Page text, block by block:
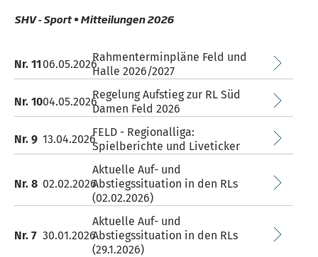
SHV - Sport • Mitteilungen 2026
Nr. 1106.05.2026
Rahmenterminpläne Feld und
Halle 2026/2027
Nr. 1004.05.2026
Regelung Aufstieg zur RL Süd
Damen Feld 2026
Nr. 9 13.04.2026
FELD - Regionalliga:
Spielberichte und Liveticker
Nr. 8 02.02.2026
Aktuelle Auf- und
Abstiegssituation in den RLs
(02.02.2026)
Nr. 7 30.01.2026
Aktuelle Auf- und
Abstiegssituation in den RLs
(29.1.2026)